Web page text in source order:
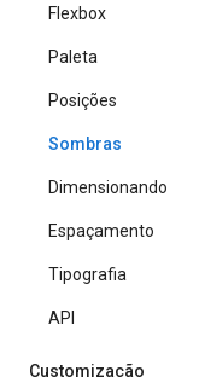
Flexbox
Paleta
Posições
Sombras
Dimensionando
Espaçamento
Tipografia
API
Customização